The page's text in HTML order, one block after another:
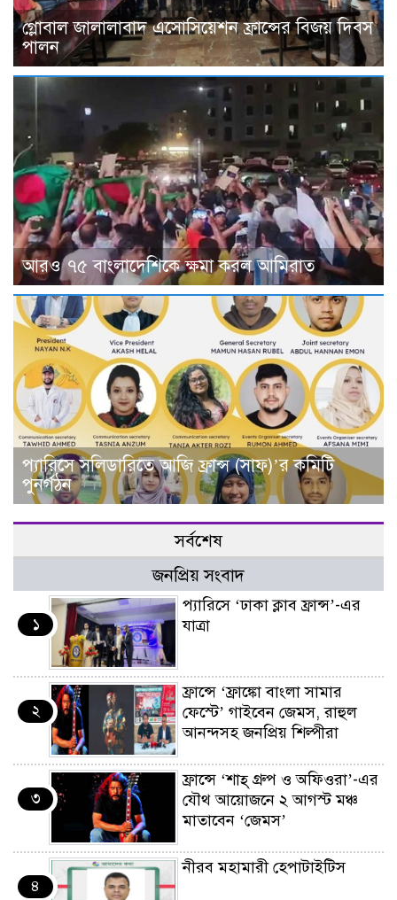
গ্লোবাল জালালাবাদ এসোসিয়েশন ফ্রান্সের বিজয় দিবস
পালন
আরও ৭৫ বাংলাদেশিকে ক্ষমা করল আমিরাত
প্যারিসে সলিডারিতে আজি ফ্রান্স (সাফ)’র কমিটি
পুনর্গঠন
সর্বশেষ
জনপ্রিয় সংবাদ
১
প্যারিসে ‘ঢাকা ক্লাব ফ্রান্স’-এর
যাত্রা
২
ফ্রান্সে ‘ফ্রাঙ্কো বাংলা সামার
ফেস্টে’ গাইবেন জেমস, রাহুল
আনন্দসহ জনপ্রিয় শিল্পীরা
৩
ফ্রান্সে ‘শাহ্ গ্রুপ ও অফিওরা’-এর
যৌথ আয়োজনে ২ আগস্ট মঞ্চ
মাতাবেন ‘জেমস’
৪
নীরব মহামারী হেপাটাইটিস